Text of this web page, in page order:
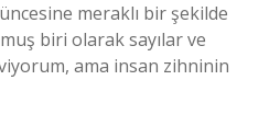
meraklı bir şekilde
biri olarak sayılar ve
ama insan zihninin